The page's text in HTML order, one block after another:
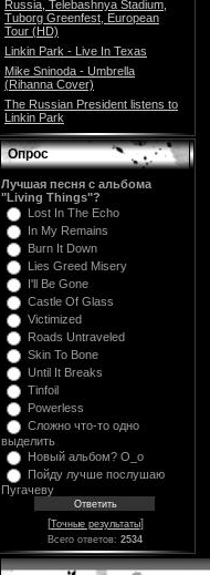
Russia, Telebashnya Stadium,
Tuborg Greenfest, European
Tour (HD)
Linkin Park - Live In Texas
Mike Sninoda - Umbrella
(Rihanna Cover)
The Russian President listens to
Linkin Park
Опрос
Лучшая песня с альбома
"Living Things"?
Lost In The Echo
In My Remains
Burn It Down
Lies Greed Misery
I'll Be Gone
Castle Of Glass
Victimized
Roads Untraveled
Skin To Bone
Until It Breaks
Tinfoil
Powerless
Сложно что-то одно
выделить
Новый альбом? O_o
Пойду лучше послушаю
Пугачеву
[Точные результаты]
Всего ответов: 2534